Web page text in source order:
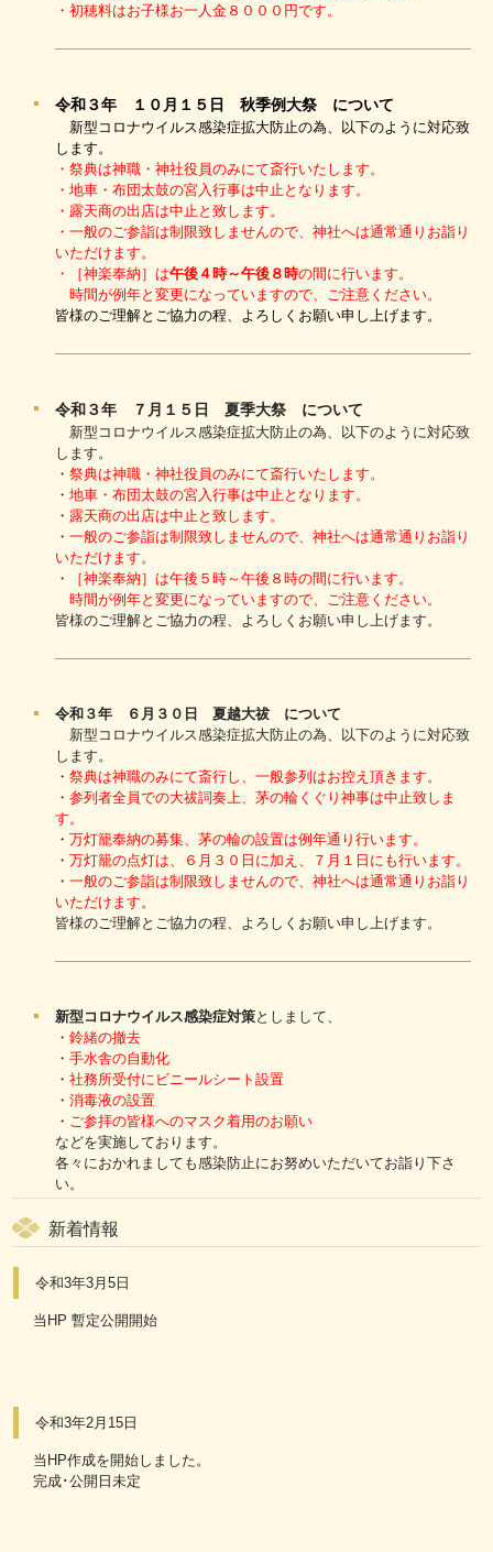
・初穂料はお子様お一人金８０００円です。
令和３年 １０月１５日 秋季例大祭 について
新型コロナウイルス感染症拡大防止の為、以下のように対応致
します。
・祭典は神職・神社役員のみにて斎行いたします。
・地車・布団太鼓の宮入行事は中止となります。
・露天商の出店は中止と致します。
・一般のご参詣は制限致しませんので、神社へは通常通りお詣り
いただけます。
・［神楽奉納］は午後４時～午後８時の間に行います。
時間が例年と変更になっていますので、ご注意ください。
皆様のご理解とご協力の程、よろしくお願い申し上げます。
令和３年 ７月１５日 夏季大祭 について
新型コロナウイルス感染症拡大防止の為、以下のように対応致
します。
・ 祭典は神職・神社役員のみにて斎行いたします。
・ 地車・布団太鼓の宮入行事は中止となります。
・ 露天商の出店は中止と致します。
・ 一般のご参詣は制限致しませんので、神社へは通常通りお詣り
いただけます。
・
［神楽奉納］は午後５時～午後８時の間に行います。
時間が例年と変更になっていますので、ご注意ください。
皆様のご理解とご協力の程、よろしくお願い申し上げます。
令和３年 ６月３０日 夏越大祓 について
新型コロナウイルス感染症拡大防止の為、以下のように対応致
します。
・ 祭典は神職のみにて斎行し、一般参列はお控え頂きます。
・ 参列者全員での大祓詞奏上、茅の輪くぐり神事は中止致しま
す。
・ 万灯籠奉納の募集、茅の輪の設置は例年通り行います。
・ 万灯籠の点灯は、６月３０日に加え、７月１日にも行います。
・ 一般のご参詣は制限致しませんので、神社へは通常通りお詣り
いただけます。
皆様のご理解とご協力の程、よろしくお願い申し上げます。
新型コロナウイルス感染症対策としまして、
・ 鈴緒の撤去
・ 手水舎の自動化
・ 社務所受付にビニールシート設置
・ 消毒液の設置
・ ご参拝の皆様へのマスク着用のお願い
などを実施しております。
各々におかれましても感染防止にお努めいただいてお詣り下さ
い。
新着情報
令和3年3月5日
当HP 暫定公開開始
令和3年2月15日
当HP作成を開始しました。
完成･公開日未定